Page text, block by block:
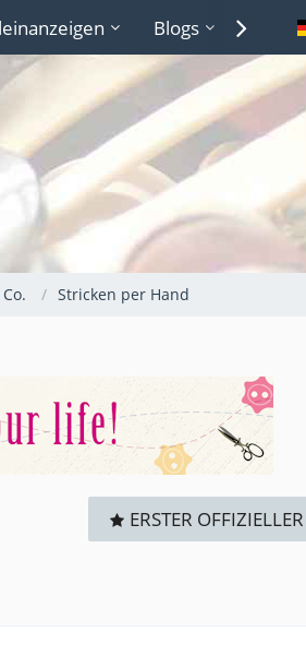
Blogs
Stricken per Hand
ERSTER